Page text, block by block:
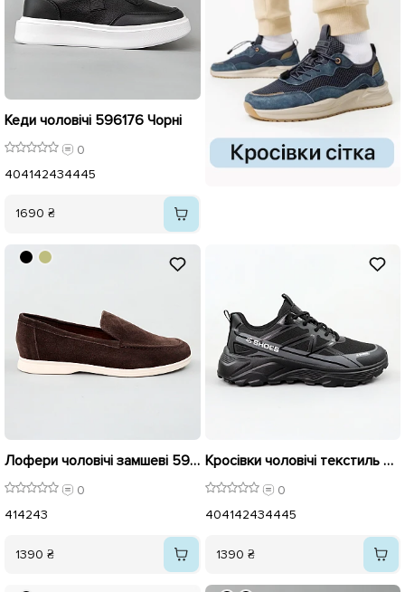
Кеди чоловічі 596176 Чорні
0
404142434445
1690 ₴
Лофери чоловічі замшеві 596174 Коричневі
0
414243
1390 ₴
Кросівки чоловічі текстиль 596180 Чорні
0
404142434445
1390 ₴